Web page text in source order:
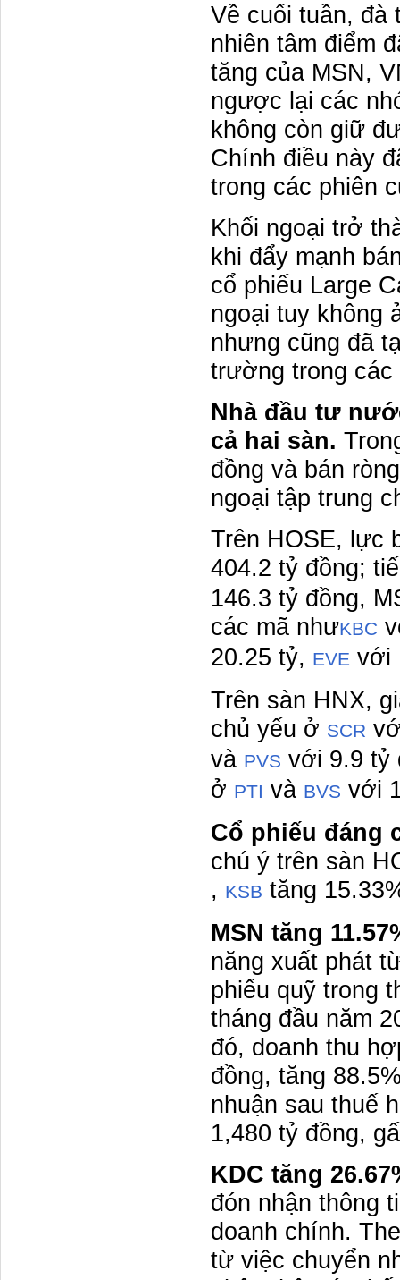
Về cuối tuần, đà
nhiên tâm điểm
tăng của MSN,
ngược lại các
không còn giữ
Chính điều này
trong các phiên
Khối ngoại trở
khi đẩy mạnh
cổ phiếu Large
ngoại tuy không
nhưng cũng đã
trường trong các
Nhà đầu tư
cả hai sàn.
đồng và bán
ngoại tập trung
Trên HOSE, lực
404.2 tỷ đồng;
146.3 tỷ đồng,
các mã nhưKBC
20.25 tỷ, EVE với
Trên sàn HNX,
chủ yếu ở SCR
và PVS với 9.9 tỷ
ở PTI và BVS với
Cổ phiếu đáng
chú ý trên sàn
, KSB tăng
MSN tăng
năng xuất phát
phiếu quỹ trong
tháng đầu năm
đó, doanh thu
đồng, tăng
nhuận sau thuế
1,480 tỷ đồng,
KDC tăng
đón nhận thông
doanh chính.
từ việc chuyển